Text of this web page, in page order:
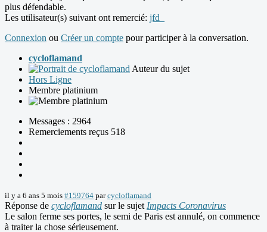
plus défendable.
Les utilisateur(s) suivant ont remercié: jfd_
Connexion ou Créer un compte pour participer à la conversation.
cycloflamand
Auteur du sujet
Hors Ligne
Membre platinium
Messages : 2964
Remerciements reçus 518
il y a 6 ans 5 mois #159764 parcycloflamand
Réponse de cycloflamand sur le sujet Impacts Coronavirus
Le salon ferme ses portes, le semi de Paris est annulé, on commence
à traiter la chose sérieusement.